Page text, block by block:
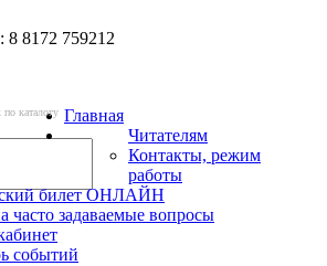
8 8172 759212
каталогу Главная
Читателям
Контакты, режим
работы
билет ОНЛАЙН
часто задаваемые вопросы
событий